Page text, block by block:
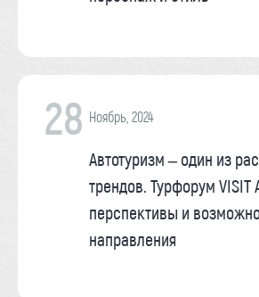
28 Ноябрь, 2024
Автотуризм – один из
трендов. Турфорум VISIT
перспективы и
направления